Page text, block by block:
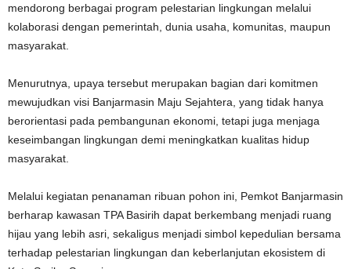
mendorong berbagai program pelestarian lingkungan melalui
kolaborasi dengan pemerintah, dunia usaha, komunitas, maupun
masyarakat.
Menurutnya, upaya tersebut merupakan bagian dari komitmen
mewujudkan visi Banjarmasin Maju Sejahtera, yang tidak hanya
berorientasi pada pembangunan ekonomi, tetapi juga menjaga
keseimbangan lingkungan demi meningkatkan kualitas hidup
masyarakat.
Melalui kegiatan penanaman ribuan pohon ini, Pemkot Banjarmasin
berharap kawasan TPA Basirih dapat berkembang menjadi ruang
hijau yang lebih asri, sekaligus menjadi simbol kepedulian bersama
terhadap pelestarian lingkungan dan keberlanjutan ekosistem di